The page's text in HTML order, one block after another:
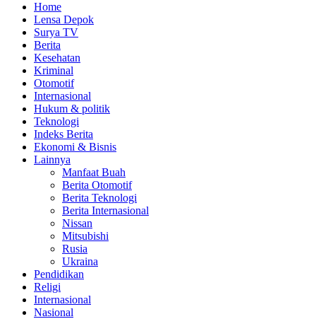
Home
Lensa Depok
Surya TV
Berita
Kesehatan
Kriminal
Otomotif
Internasional
Hukum & politik
Teknologi
Indeks Berita
Ekonomi & Bisnis
Lainnya
Manfaat Buah
Berita Otomotif
Berita Teknologi
Berita Internasional
Nissan
Mitsubishi
Rusia
Ukraina
Pendidikan
Religi
Internasional
Nasional